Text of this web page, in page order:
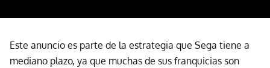
Este anuncio es parte de la estrategia que Sega tiene a
mediano plazo, ya que muchas de sus franquicias son